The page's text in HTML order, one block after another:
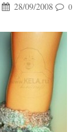
28/09/2008 0